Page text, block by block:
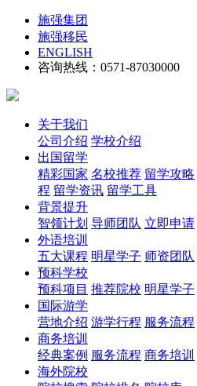
施强集团
施强移民
ENGLISH
咨询热线：0571-87030000
关于我们
公司介绍 学校介绍
出国留学
精彩国家 名校推荐 留学攻略
程 留学资讯 留学工具
背景提升
智领计划 导师团队 立即申请
外语培训
五大课程 明星学子 师资团队
预科学校
预科项目 推荐院校 明星学子
国际游学
营地介绍 游学行程 服务流程
商务培训
经典案例 服务流程 商务培训
海外院校